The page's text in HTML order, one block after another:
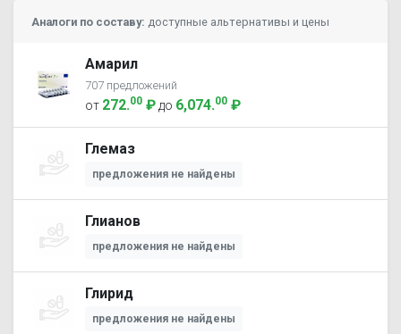
Аналоги по составу: доступные альтернативы и цены
Амарил
707 предложений
от 272.00 ₽ до 6,074.00 ₽
Глемаз
предложения не найдены
Глианов
предложения не найдены
Глирид
предложения не найдены